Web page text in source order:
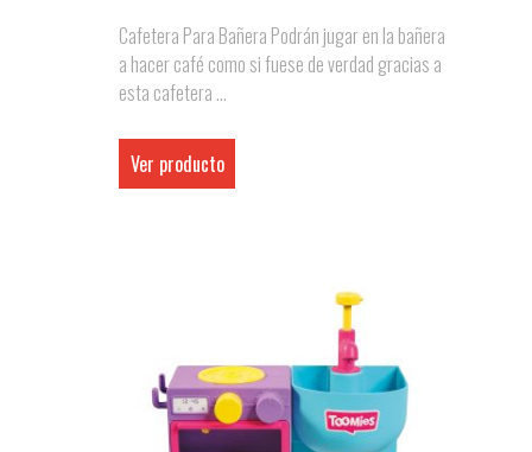
Cafetera Para Bañera Podrán jugar en la bañera
a hacer café como si fuese de verdad gracias a
esta cafetera ...
Ver producto